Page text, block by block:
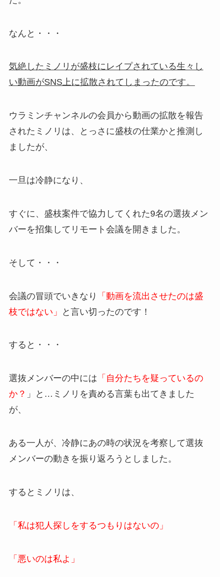
なんと・・・
気絶したミノリが盛枝にレイプされている生々し
い動画がSNS上に拡散されてしまったのです。
ウラミンチャンネルの会員から動画の拡散を報告
されたミノリは、とっさに盛枝の仕業かと推測し
ましたが、
一旦は冷静になり、
すぐに、盛枝案件で協力してくれた9名の選抜メン
バーを招集してリモート会議を開きました。
そして・・・
会議の冒頭でいきなり
「動画を流出させたのは盛
枝ではない」
と言い切ったのです！
すると・・・
選抜メンバーの中には 「自分たちを疑っているの
か？ 」と…ミノリを責める言葉も出てきました
が、
ある一人が、冷静にあの時の状況を考察して選抜
メンバーの動きを振り返ろうとしました。
するとミノリは、
「私は犯人探しをするつもりはないの」
「悪いのは私よ」